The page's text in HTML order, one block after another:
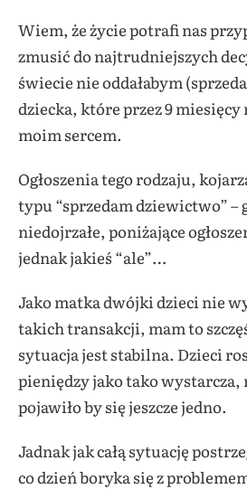
Wiem, że życie potrafi nas
zmusić do najtrudniejszych
świecie nie oddałabym
dziecka, które przez 9 miesięcy
moim sercem.
Ogłoszenia tego rodzaju,
typu “sprzedam dziewictwo” –
niedojrzałe, poniżające
jednak jakieś “ale”…
Jako matka dwójki dzieci nie
takich transakcji, mam to
sytuacja jest stabilna. Dzieci
pieniędzy jako tako wystarcza,
pojawiło by się jeszcze jedno.
Jadnak jak całą sytuację
co dzień boryka się z